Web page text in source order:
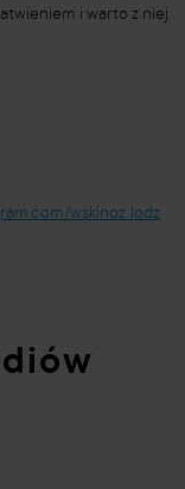
i warto z niej
wskinoz_lodz